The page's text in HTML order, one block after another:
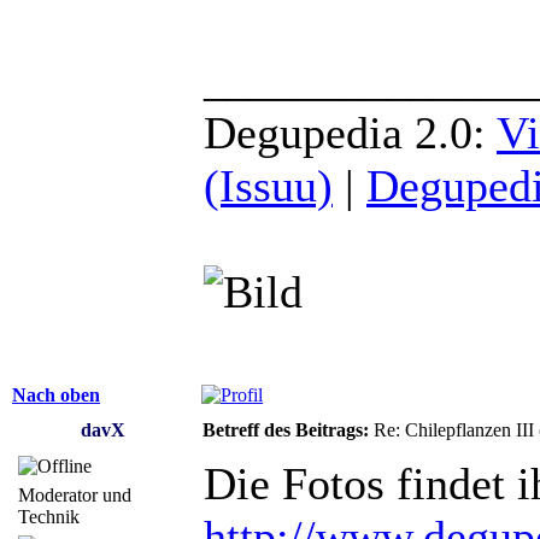
Degupedia 2.0:
(Issuu) |
Nach oben
davX
Betreff des Beitrags: Re: Chilepflanzen III
Moderator und
Technik
Die Fotos findet